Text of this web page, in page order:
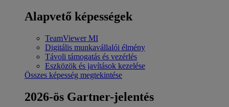
Alapvető képességek
TeamViewer MI
Digitális munkavállalói élmény
Távoli támogatás és vezérlés
Eszközök és javítások kezelése
Összes képesség megtekintése
2026-ös Gartner-jelentés